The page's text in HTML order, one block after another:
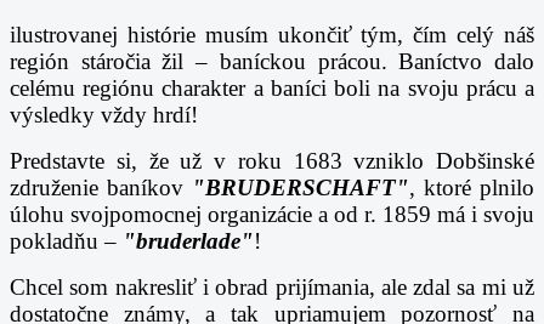
ilustrovanej histórie musím ukončiť tým, čím celý náš
región stáročia žil – baníckou prácou. Baníctvo dalo
celému regiónu charakter a baníci boli na svoju prácu a
výsledky vždy hrdí!
Predstavte si, že už v roku 1683 vzniklo Dobšinské
združenie baníkov "BRUDERSCHAFT", ktoré plnilo
úlohu svojpomocnej organizácie a od r. 1859 má i svoju
pokladňu – "bruderlade"!
Chcel som nakresliť i obrad prijímania, ale zdal sa mi už
dostatočne známy, a tak upriamujem pozornosť na